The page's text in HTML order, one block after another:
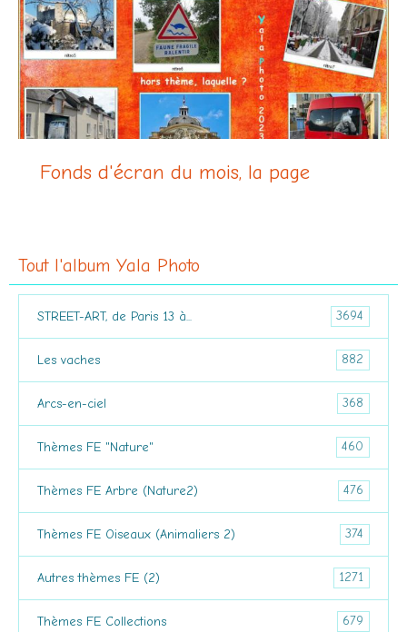
Fonds d'écran du mois, la page
Tout l'album Yala Photo
STREET-ART, de Paris 13 à... 3694
Les vaches 882
Arcs-en-ciel 368
Thèmes FE "Nature" 460
Thèmes FE Arbre (Nature2) 476
Thèmes FE Oiseaux (Animaliers 2) 374
Autres thèmes FE (2) 1271
Thèmes FE Collections 679